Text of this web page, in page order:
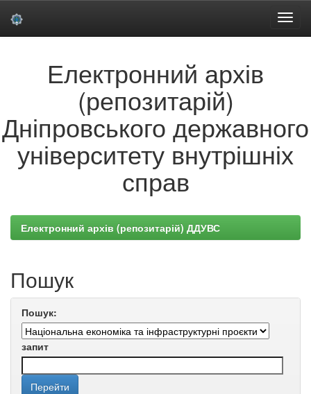
Електронний архів
(репозитарій)
Дніпровського державного
університету внутрішніх
справ
Електронний архів (репозитарій) ДДУВС
Пошук
Пошук:
запит